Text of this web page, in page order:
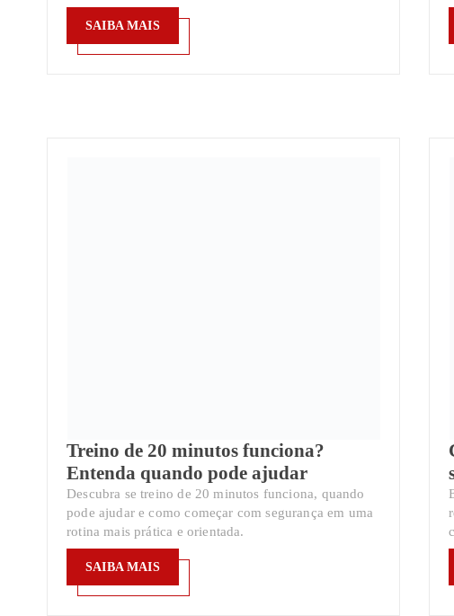
SAIBA MAIS
Treino de 20 minutos funciona?
Entenda quando pode ajudar
Descubra se treino de 20 minutos funciona, quando
pode ajudar e como começar com segurança em uma
rotina mais prática e orientada.
SAIBA MAIS